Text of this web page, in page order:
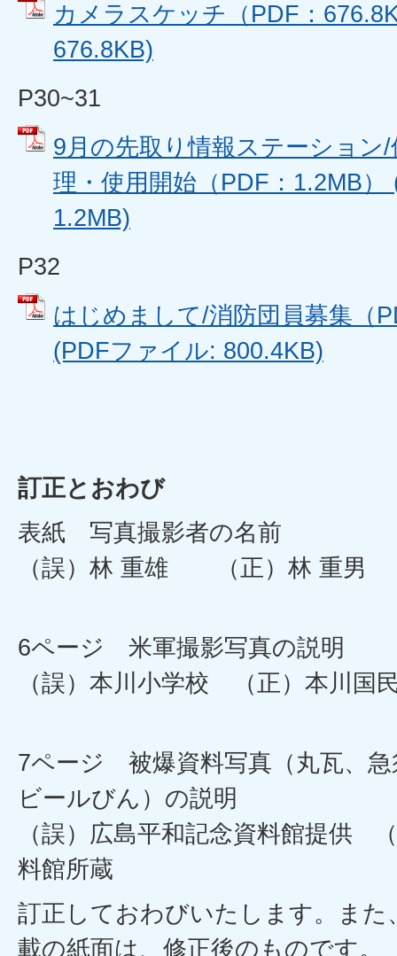
カメラスケッチ（PDF：
676.8KB)
P30~31
9月の先取り情報ステーション
理・使用開始（PDF：1.2MB
1.2MB)
P32
はじめまして/消防団員募集（
(PDFファイル: 800.4KB)
訂正とおわび
表紙 写真撮影者の名
（誤）林 重雄 （正）林 重男
6ページ 米軍撮影写真
（誤）本川小学校 （正）本川
7ページ 被爆資料写真（丸瓦、急
ビールびん）の説明
（誤）広島平和記念資料館提供
料館所蔵
訂正しておわびいたします。また
載の紙面は、修正後のものです。